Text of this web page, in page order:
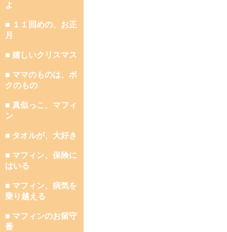
よ
■ １１回めの、お正
月
■ 嬉しいクリスマス
■ ママのものは、ボ
クのもの
■ 真似っこ、マフィ
ン
■ タオルが、大好き
■ マフィン、保険に
はいる
■ マフィン、病気を
乗り越える
■ マフィンのお留守
番